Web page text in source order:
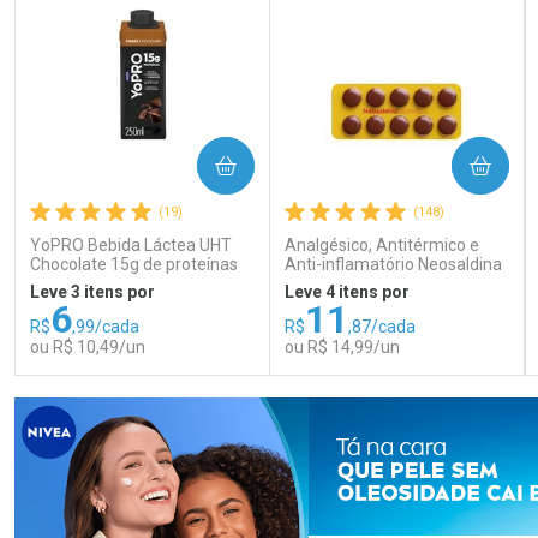
(19)
YoPRO Bebida Láctea UHT
Chocolate 15g de proteínas
250ml
Leve 3 itens por
R$6,99/cada
ou R$ 10,49/un
COMPRAR
FECHAR
Laboratório
FECHAR
Por Menos
(148)
Analgésico, Antitérmico e
Anti-inflamatório Neosaldina
30mg + 300mg + 30mg 10
Drágeas
Leve 4 itens por
R$11 ,87/cada
ou R$ 14,99/un
COMPRAR
Laboratório
Por Menos